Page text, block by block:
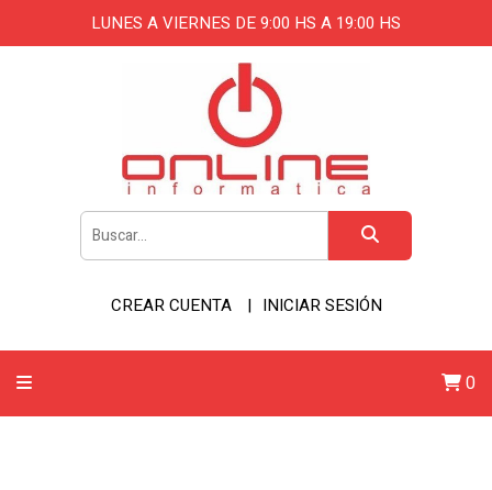
LUNES A VIERNES DE 9:00 HS A 19:00 HS
CREAR CUENTA INICIAR SESIÓN
0